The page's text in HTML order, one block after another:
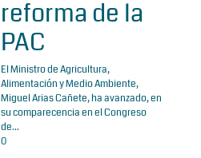
reforma de la
PAC
El Ministro de Agricultura,
Alimentación y Medio Ambiente,
Miguel Arias Cañete, ha avanzado, en
su comparecencia en el Congreso
de...
0